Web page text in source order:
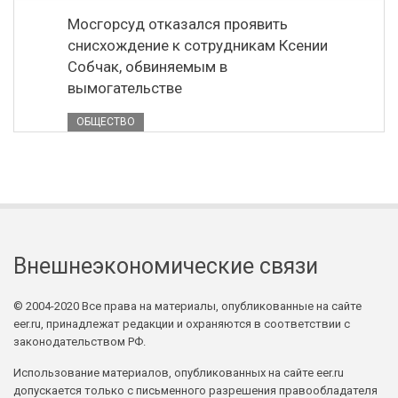
Мосгорсуд отказался проявить
снисхождение к сотрудникам Ксении
Собчак, обвиняемым в
вымогательстве
ОБЩЕСТВО
Внешнеэкономические связи
© 2004-2020 Все права на материалы, опубликованные на сайте
eer.ru, принадлежат редакции и охраняются в соответствии с
законодательством РФ.
Использование материалов, опубликованных на сайте eer.ru
допускается только с письменного разрешения правообладателя